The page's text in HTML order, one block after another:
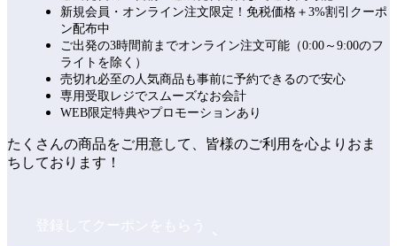
新規会員・オンライン注文限定！免税価格＋3%割引クーポ
ン配布中
ご出発の3時間前までオンライン注文可能（0:00～9:00のフ
ライトを除く）
売切れ必至の人気商品も事前に予約できるので安心
専用受取レジでスムーズなお会計
WEB限定特典やプロモーションあり
たくさんの商品をご用意して、皆様のご利用を心よりおま
ちしております！